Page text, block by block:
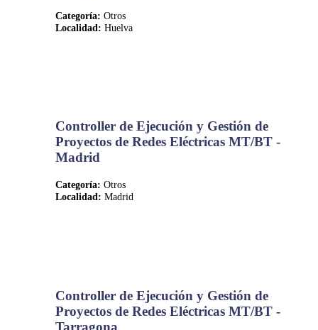
Categoría: Otros
Localidad: Huelva
Controller de Ejecución y Gestión de
Proyectos de Redes Eléctricas MT/BT -
Madrid
Categoría: Otros
Localidad: Madrid
Controller de Ejecución y Gestión de
Proyectos de Redes Eléctricas MT/BT -
Tarragona